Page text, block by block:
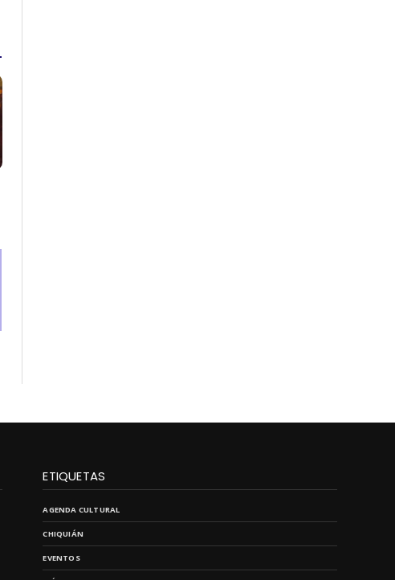
ETIQUETAS
AGENDA CULTURAL
CHIQUIÁN
EVENTOS